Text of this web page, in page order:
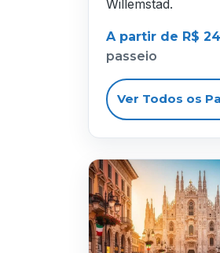
Willemstad.
A partir de R$
passeio
Ver Todos os